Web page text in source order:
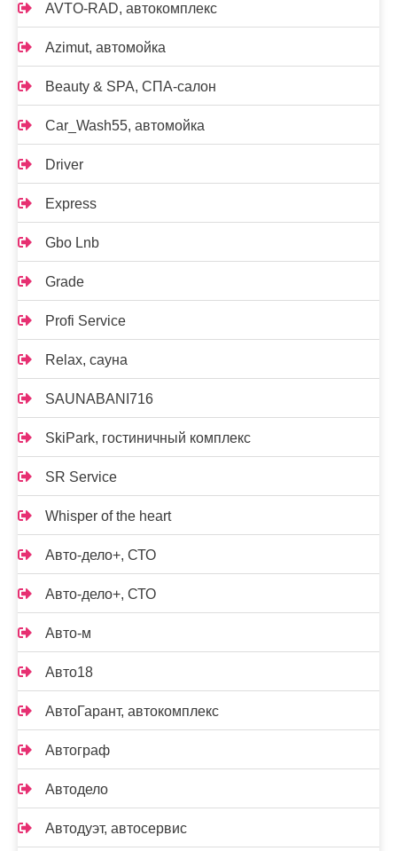
AVTO-RAD, автокомплекс
Azimut, автомойка
Beauty & SPA, СПА-салон
Car_Wash55, автомойка
Driver
Express
Gbo Lnb
Grade
Profi Service
Relax, сауна
SAUNABANI716
SkiPark, гостиничный комплекс
SR Service
Whisper of the heart
Авто-дело+, СТО
Авто-дело+, СТО
Авто-м
Авто18
АвтоГарант, автокомплекс
Автограф
Автодело
Автодуэт, автосервис